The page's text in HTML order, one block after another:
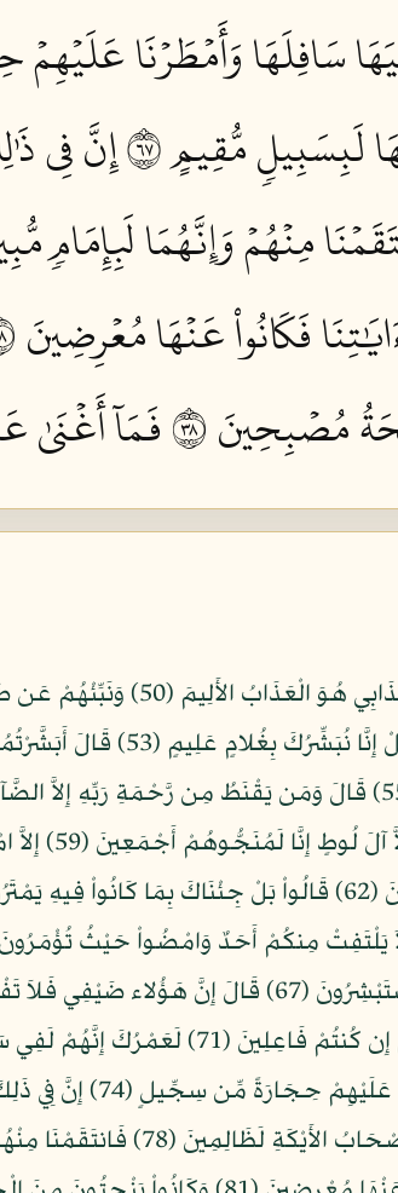
سَافِلَهَا وَأَمۡطَرۡنَا عَلَيۡهِمۡ
لَبِسَبِيلٖ مُّقِيمٍ ٧٦ إِنَّ فِي
مِنۡهُمۡ وَإِنَّهُمَا لَبِإِمَامٖ
فَكَانُواْ عَنۡهَا مُعۡرِضِينَ ٨١
مُصۡبِحِينَ ٨٣ فَمَآ أَغۡنَىٰ